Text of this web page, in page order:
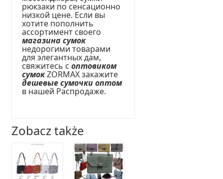
рюкзаки по сенсационно
низкой цене. Если вы
хотите пополнить
ассортимент своего
магазина сумок
недорогими товарами
для элегантных дам,
свяжитесь соптовиком
сумокZORMAX закажите
дешевые сумочки оптом
в нашей Распродаже.
Zobacz także